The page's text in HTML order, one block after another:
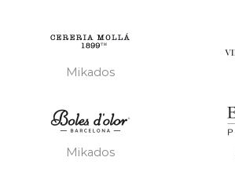
Mikados
Mikados